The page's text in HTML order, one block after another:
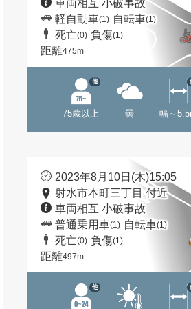
車両相互 小破事故
軽自動車(1) 自転車(1)
死亡(0) 負傷(1)
距離475m
75歳以上
他
曇 幅～
2023年8月10日(木)15:05
射水市本町三丁目 付近
車両相互 小破事故
普通乗用車(1) 自転車(1)
死亡(0) 負傷(1)
距離497m
他